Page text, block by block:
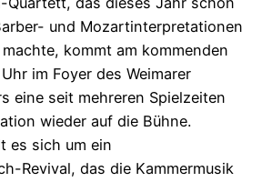
und Mozartinterpretationen
kommt am kommenden
im Foyer des Weimarer
eine seit mehreren Spielzeiten
wieder auf die Bühne.
es sich um ein
Revival, das die Kammermusik